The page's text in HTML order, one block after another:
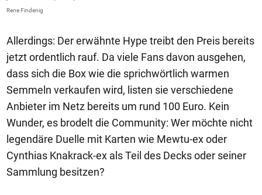
Rene Findenig
Allerdings: Der erwähnte Hype treibt den Preis bereits
jetzt ordentlich rauf. Da viele Fans davon ausgehen,
dass sich die Box wie die sprichwörtlich warmen
Semmeln verkaufen wird, listen sie verschiedene
Anbieter im Netz bereits um rund 100 Euro. Kein
Wunder, es brodelt die Community: Wer möchte nicht
legendäre Duelle mit Karten wie Mewtu-ex oder
Cynthias Knakrack-ex als Teil des Decks oder seiner
Sammlung besitzen?